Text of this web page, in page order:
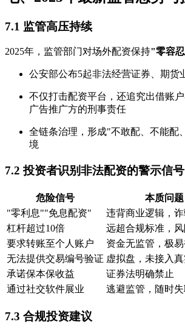
7.1 监管高压持续
2025年，监管部门对场外配资保持"零容
公安部公布5起非法经营证券、期货
不仅打击配资平台，还追究出借账户
广告推广方的刑事责任
全链条治理，形成"不敢配、不能配
境
7.2 投资者识别非法配资的警示信号
危险信号
本质问题
"零利息""免息配资"
违背商业逻辑，
杠杆超过10倍
远超合规标准，
要求转账至个人账户
资金无监管，极易
无法提供交易编号验证 虚拟盘，未接入
承诺保本保收益
证券法明确禁止
通过社交软件展业
逃避监管，随时失
7.3 合规投资建议